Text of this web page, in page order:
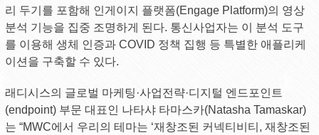
리 두기를 포함해 인게이지 플랫폼(Engage Platform)의 영상
분석 기능을 집중 조명하게 된다. 통신사업자는 이 분석 도구
를 이용해 생체 인증과 COVID 정책 집행 등 특별한 애플리케
이션을 구축할 수 있다.
래디시스의 글로벌 마케팅·사업전략·디지털 엔드포인트
(endpoint) 부문 대표인 나타샤 타마스카(Natasha Tamaskar)
는 “MWC에서 우리의 테마는 ‘재창조된 커넥티비티, 재창조된